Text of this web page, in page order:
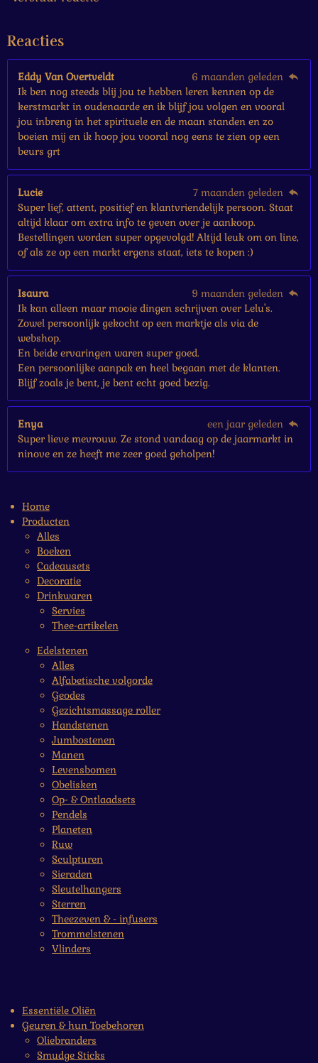
r
r
Reacties
Eddy Van Overtveldt
6 maanden geleden
Ik ben nog steeds blij jou te hebben leren kennen op de
kerstmarkt in oudenaarde en ik blijf jou volgen en vooral
jou inbreng in het spirituele en de maan standen en zo
boeien mij en ik hoop jou vooral nog eens te zien op een
beurs grt
Lucie
7 maanden geleden
Super lief, attent, positief en klantvriendelijk persoon. Staat
altijd klaar om extra info te geven over je aankoop.
Bestellingen worden super opgevolgd! Altijd leuk om on line,
of als ze op een markt ergens staat, iets te kopen :)
Isaura
9 maanden geleden
Ik kan alleen maar mooie dingen schrijven over Lelu's.
Zowel persoonlijk gekocht op een marktje als via de
webshop.
En beide ervaringen waren super goed.
Een persoonlijke aanpak en heel begaan met de klanten.
Blijf zoals je bent, je bent echt goed bezig.
Enya
een jaar geleden
Super lieve mevrouw. Ze stond vandaag op de jaarmarkt in
ninove en ze heeft me zeer goed geholpen!
Home
Producten
Alles
Boeken
Cadeausets
Decoratie
Drinkwaren
Servies
Thee-artikelen
Edelstenen
Alles
Alfabetische volgorde
Geodes
Gezichtsmassage roller
Handstenen
Jumbostenen
Manen
Levensbomen
Obelisken
Op- & Ontlaadsets
Pendels
Planeten
Ruw
Sculpturen
Sieraden
Sleutelhangers
Sterren
Theezeven & - infusers
Trommelstenen
Vlinders
Essentiële Oliën
Geuren & hun Toebehoren
Oliebranders
Smudge Sticks